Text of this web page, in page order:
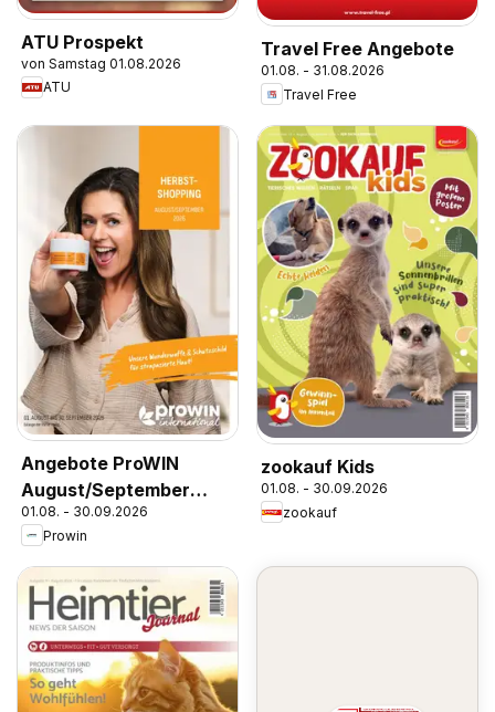
ATU Prospekt
von Samstag 01.08.2026
ATU
Travel Free Angebote
01.08. - 31.08.2026
Travel Free
Angebote ProWIN
August/September
2026
01.08. - 30.09.2026
Prowin
zookauf Kids
01.08. - 30.09.2026
zookauf